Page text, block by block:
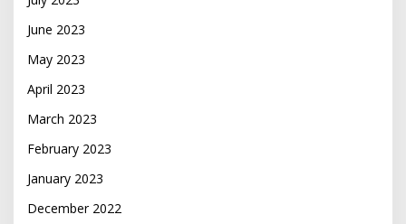
June 2023
May 2023
April 2023
March 2023
February 2023
January 2023
December 2022